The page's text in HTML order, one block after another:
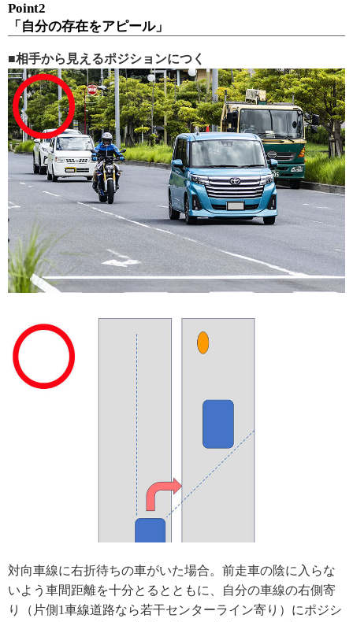
Point2
「自分の存在をアピール」
■相手から見えるポジションにつく
対向車線に右折待ちの車がいた場合。前走車の陰に入らな
いよう車間距離を十分とるとともに、自分の車線の右側寄
り（片側1車線道路なら若干センターライン寄り）にポジシ